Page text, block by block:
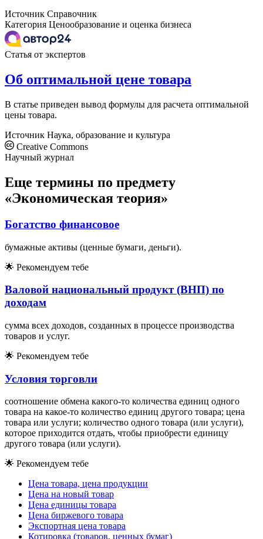
Источник Справочник
Категория Ценообразование и оценка бизнеса
Статья от экспертов
Об оптимальной цене товара
В статье приведен вывод формулы для расчета оптимальной
цены товара.
Источник Наука, образование и культура
Creative Commons
Научный журнал
Еще термины по предмету
«Экономическая теория»
Богатство финансовое
бумажные активы (ценные бумаги, деньги).
🌟 Рекомендуем тебе
Валовой национальный продукт (ВНП) по
доходам
сумма всех доходов, созданных в процессе производства
товаров и услуг.
🌟 Рекомендуем тебе
Условия торговли
соотношение обмена какого-то количества единиц одного
товара на какое-то количество единиц другого товара; цена
товара или услуги; количество одного товара (или услуги),
которое приходится отдать, чтобы приобрести единицу
другого товара (или услуги).
🌟 Рекомендуем тебе
Цена товара, цена продукции
Цена на новый товар
Цена единицы товара
Цена биржевого товара
Экспортная цена товара
Котировка (товаров, ценных бумаг)